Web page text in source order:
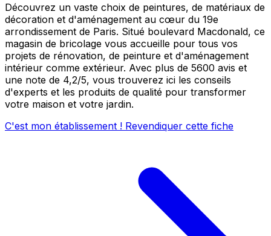
Découvrez un vaste choix de peintures, de matériaux de
décoration et d'aménagement au cœur du 19e
arrondissement de Paris. Situé boulevard Macdonald, ce
magasin de bricolage vous accueille pour tous vos
projets de rénovation, de peinture et d'aménagement
intérieur comme extérieur. Avec plus de 5600 avis et
une note de 4,2/5, vous trouverez ici les conseils
d'experts et les produits de qualité pour transformer
votre maison et votre jardin.
C'est mon établissement ! Revendiquer cette fiche